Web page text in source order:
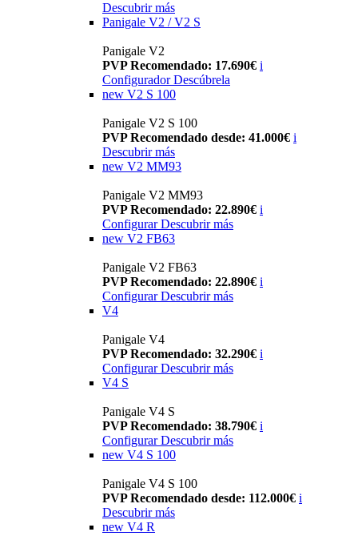
Descubrir más
Panigale V2 / V2 S
Panigale V2
PVP Recomendado: 17.690€ i
Configurador Descúbrela
new V2 S 100
Panigale V2 S 100
PVP Recomendado desde: 41.000€ i
Descubrir más
new V2 MM93
Panigale V2 MM93
PVP Recomendado: 22.890€ i
Configurar Descubrir más
new V2 FB63
Panigale V2 FB63
PVP Recomendado: 22.890€ i
Configurar Descubrir más
V4
Panigale V4
PVP Recomendado: 32.290€ i
Configurar Descubrir más
V4 S
Panigale V4 S
PVP Recomendado: 38.790€ i
Configurar Descubrir más
new V4 S 100
Panigale V4 S 100
PVP Recomendado desde: 112.000€ i
Descubrir más
new V4 R